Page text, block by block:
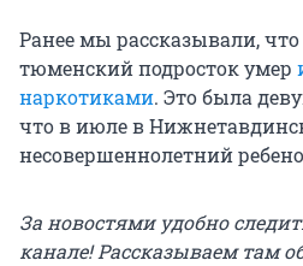
Ранее мы рассказывали,
тюменский подросток умер
наркотиками. Это была
что в июле в
несовершеннолетний
За новостями удобно
канале! Рассказываем там